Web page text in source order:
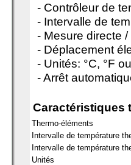
- Contrôleur de
- Intervalle de
- Mesure directe
- Déplacement
- Unités: °C, °F
- Arrêt
Caractéristiques
Thermo-éléments
Intervalle de température
Intervalle de température
Unités